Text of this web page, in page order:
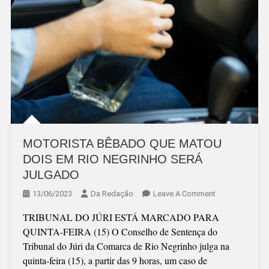
MOTORISTA BÊBADO QUE MATOU
DOIS EM RIO NEGRINHO SERÁ
JULGADO
13/06/2023 Da Redação Leave A CommentOn
BÊBADO
QUE
MATOU
TRIBUNAL DO JÚRI ESTÁ MARCADO PARA
QUINTA-FEIRA (15) O Conselho de Sentença do
Tribunal do Júri da Comarca de Rio Negrinho julga na
quinta-feira (15), a partir das 9 horas, um caso de